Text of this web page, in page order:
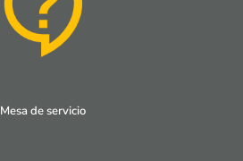
Mesa de servicio